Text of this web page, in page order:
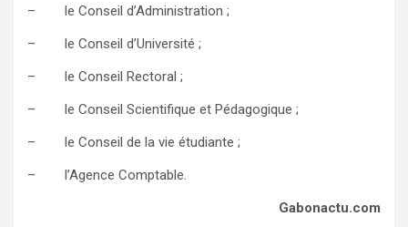
– le Conseil d’Administration ;
– le Conseil d’Université ;
– le Conseil Rectoral ;
– le Conseil Scientifique et Pédagogique ;
– le Conseil de la vie étudiante ;
– l’Agence Comptable.
Gabonactu.com